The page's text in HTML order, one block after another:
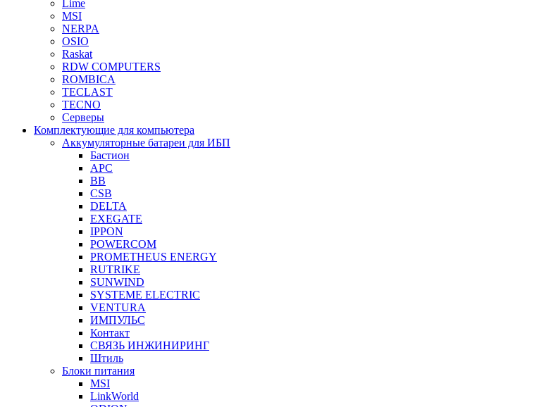
Lime
MSI
NERPA
OSIO
Raskat
RDW COMPUTERS
ROMBICA
TECLAST
TECNO
Серверы
Комплектующие для компьютера
Аккумуляторные батареи для ИБП
Бастион
APC
BB
CSB
DELTA
EXEGATE
IPPON
POWERCOM
PROMETHEUS ENERGY
RUTRIKE
SUNWIND
SYSTEME ELECTRIC
VENTURA
ИМПУЛЬС
Контакт
СВЯЗЬ ИНЖИНИРИНГ
Штиль
Блоки питания
MSI
LinkWorld